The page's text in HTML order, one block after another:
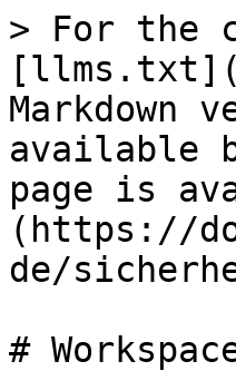
> For the
Markdown
available
page is
(https://
de/
#